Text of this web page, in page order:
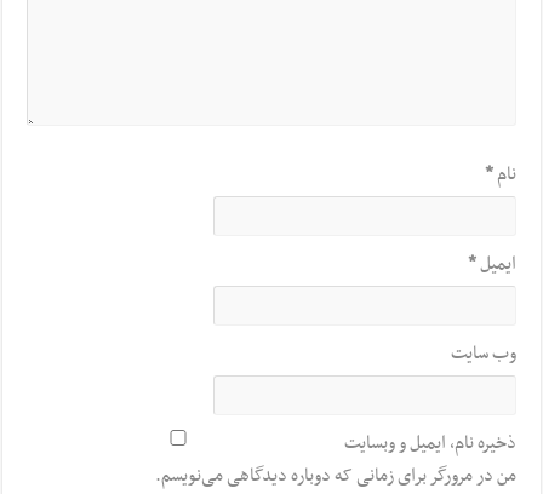
نام*
ایمیل*
وب‌ سایت
ذخیره نام، ایمیل و وبسایت
من در مرورگر برای زمانی که دوباره دیدگاهی می‌نویسم.